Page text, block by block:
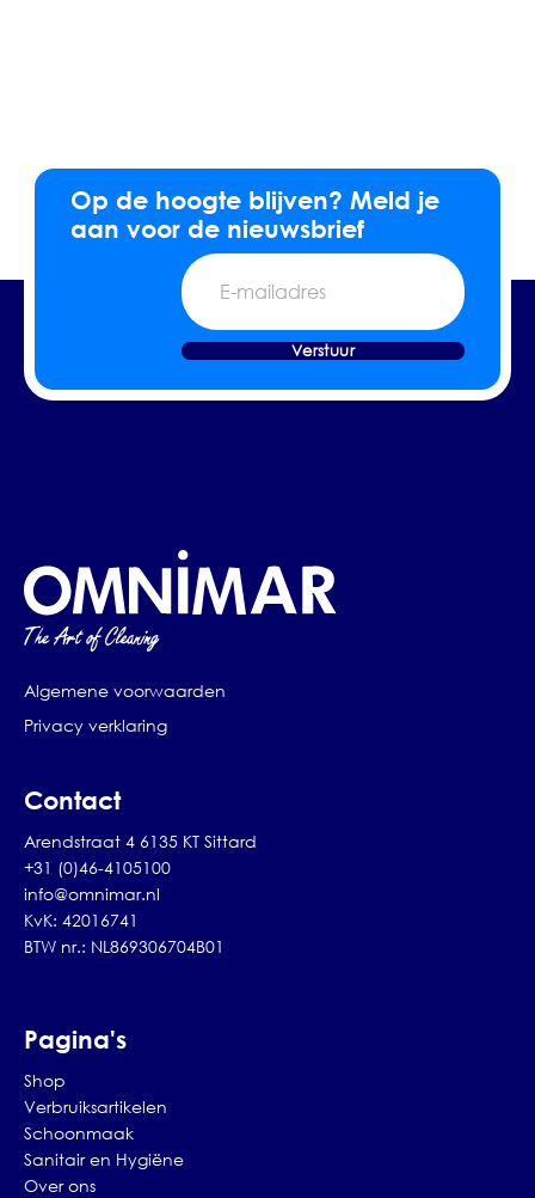
Op de hoogte blijven? Meld je
aan voor de nieuwsbrief
E-
mailadres
Verstuur
Algemene voorwaarden
Privacy verklaring
Contact
Arendstraat 4 6135 KT Sittard
+31 (0)46-4105100
info@omnimar.nl
KvK: 42016741
BTW nr.: NL869306704B01
Pagina's
Shop
Verbruiksartikelen
Schoonmaak
Sanitair en Hygiëne
Over ons